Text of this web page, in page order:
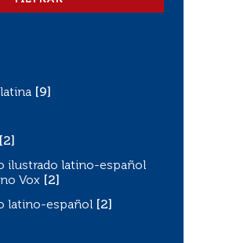
[9]
[2]
latino-español español-latino Vox
ilustrado latino-español
Vox
[2]
español
latino-español
[2]